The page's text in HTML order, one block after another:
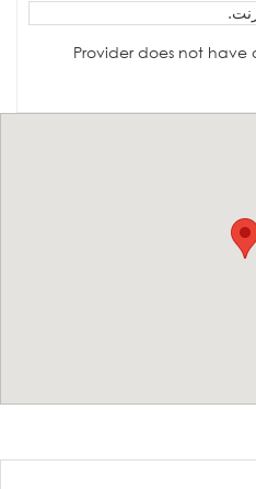
Provider does not have